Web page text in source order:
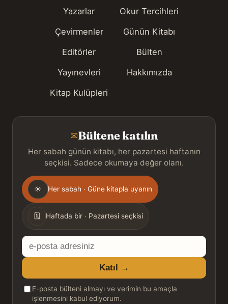
Yazarlar
Çevirmenler
Editörler
Yayınevleri
Kitap Kulüpleri
Okur Tercihleri
Günün Kitabı
Bülten
Hakkımızda
✉Bültene katılın
Her sabah günün kitabı, her pazartesi haftanın
seçkisi. Sadece okumaya değer olanı.
Gönderim
sıklığı
☀ Her sabah · Güne kitapla uyanın
🗓 Haftada bir · Pazartesi seçkisi
E-
posta
adresiniz
Katıl →
E-posta bülteni almayı ve verimin bu amaçla
işlenmesini kabul ediyorum.